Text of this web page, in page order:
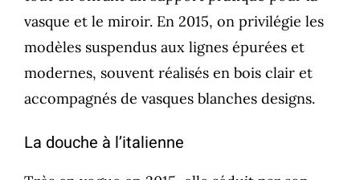
vasque et le miroir. En 2015, on privilégie les
modèles suspendus aux lignes épurées et
modernes, souvent réalisés en bois clair et
accompagnés de vasques blanches designs.
La douche à l’italienne